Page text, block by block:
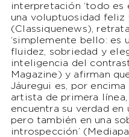
interpretación ‘todo es
una voluptuosidad feliz
(Classiquenews),
‘simplemente bello: es
fluidez, sobriedad y
inteligencia del
Magazine) y afirman
Jáuregui es, por
artista de primera
encuentra su verdad en
pero también en una
introspección’